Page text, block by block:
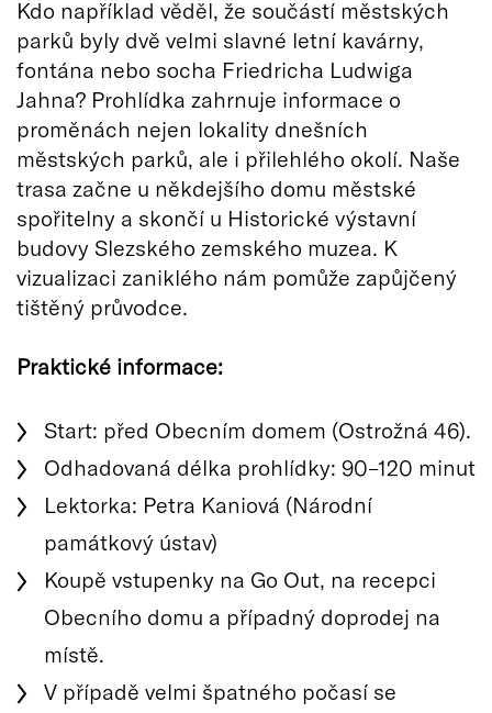
Kdo například věděl, že součástí městských
parků byly dvě velmi slavné letní kavárny,
fontána nebo socha Friedricha Ludwiga
Jahna? Prohlídka zahrnuje informace o
proměnách nejen lokality dnešních
městských parků, ale i přilehlého okolí. Naše
trasa začne u někdejšího domu městské
spořitelny a skončí u Historické výstavní
budovy Slezského zemského muzea. K
vizualizaci zaniklého nám pomůže zapůjčený
tištěný průvodce.
Praktické informace:
Start: před Obecním domem (Ostrožná 46).
Odhadovaná délka prohlídky: 90–120 minut
Lektorka: Petra Kaniová (Národní
památkový ústav)
Koupě vstupenky na Go Out, na recepci
Obecního domu a případný doprodej na
místě.
V případě velmi špatného počasí se